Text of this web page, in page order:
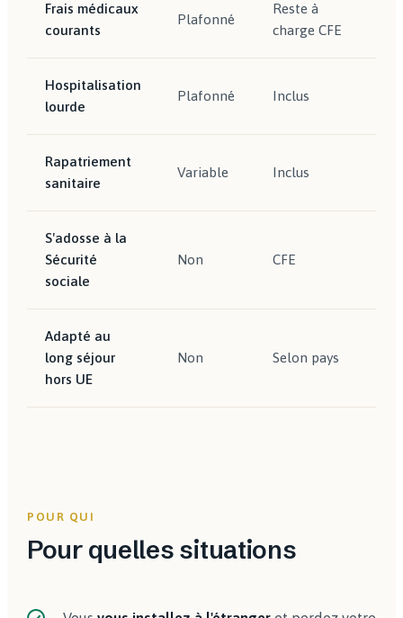
Frais médicaux
courants
Plafonné
Reste à
charge CFE
Hospitalisation
lourde
Plafonné Inclus
Rapatriement
sanitaire
Variable Inclus
S'adosse à la
Sécurité
sociale
Non CFE
Adapté au
long séjour
hors UE
Non Selon pays
POUR QUI
Pour quelles situations